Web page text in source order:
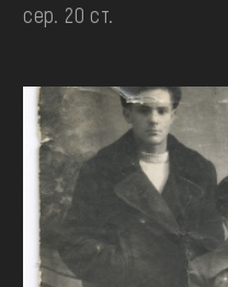
сер. 20 ст.